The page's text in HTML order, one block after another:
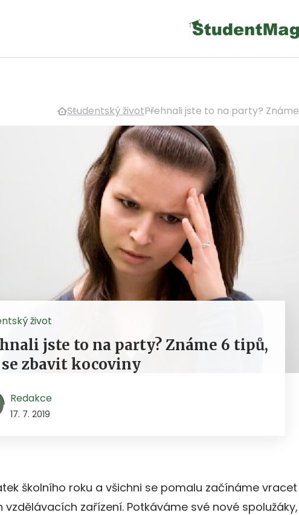
Studentský životPřehnali jste to na party?
život
jste to na party? Známe 6 tipů,
zbavit kocoviny
Redakce
17. 7. 2019
školního roku a všichni se pomalu začínáme
vzdělávacích zařízení. Potkáváme své nové spolužáky,